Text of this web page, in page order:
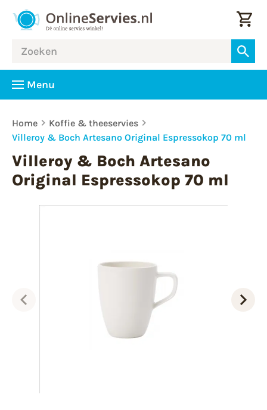
Menu
Home
Koffie & theeservies
Villeroy & Boch Artesano Original Espressokop 70 ml
Villeroy & Boch Artesano
Original Espressokop 70 ml